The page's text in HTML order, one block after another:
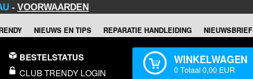
- VOORWAARDEN
NIEUWS EN TIPS REPARATIE HANDLEIDING NIEUWSBRIEF
BESTELSTATUS
CLUB TRENDY LOGIN
WINKELWAGEN
0Totaal0,00 EUR